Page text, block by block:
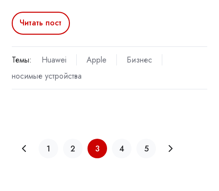
Читать пост
Темы: Huawei Apple
Бизнес
носимые устройства
1 2 3 4 5